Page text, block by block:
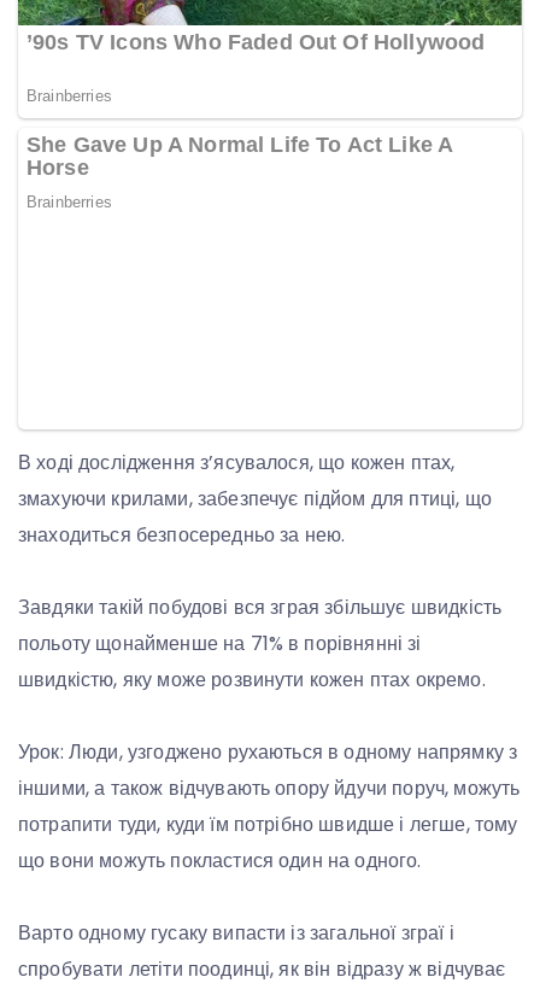
В ході дослідження з’ясувалося, що кожен птах,
змахуючи крилами, забезпечує підйом для птиці, що
знаходиться безпосередньо за нею.
Завдяки такій побудові вся зграя збільшує швидкість
польоту щонайменше на 71% в порівнянні зі
швидкістю, яку може розвинути кожен птах окремо.
Урок: Люди, узгоджено рухаються в одному напрямку з
іншими, а також відчувають опору йдучи поруч, можуть
потрапити туди, куди їм потрібно швидше і легше, тому
що вони можуть покластися один на одного.
Варто одному гусаку випасти із загальної зграї і
спробувати летіти поодинці, як він відразу ж відчуває